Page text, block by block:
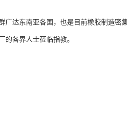
广达东南亚各国，也是目前橡胶制造密
的各界人士莅临指教。